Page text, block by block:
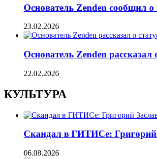
Основатель Zenden сообщил
23.02.2026
Основатель Zenden рассказал
22.02.2026
КУЛЬТУРА
Скандал в ГИТИСе: Григорий
06.08.2026